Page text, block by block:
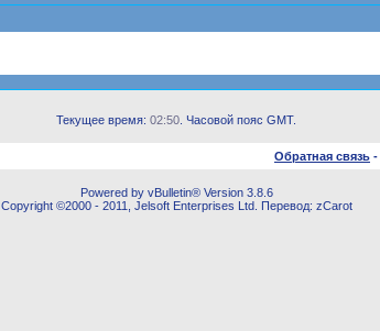
Текущее время: 02:50 . Часовой пояс GMT.
Обратная связь -
Powered by vBulletin® Version 3.8.6
Copyright ©2000 - 2011, Jelsoft Enterprises Ltd. Перевод: zCarot